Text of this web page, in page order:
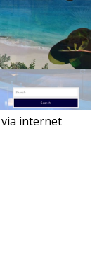
via internet